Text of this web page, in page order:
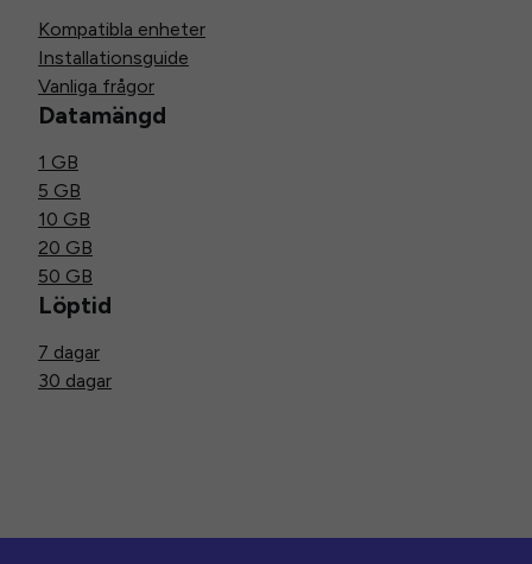
Kompatibla enheter
Installationsguide
Vanliga frågor
Datamängd
1 GB
5 GB
10 GB
20 GB
50 GB
Löptid
7 dagar
30 dagar